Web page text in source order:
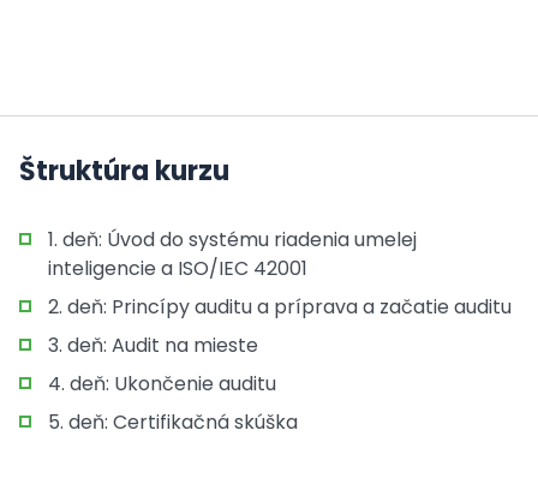
Štruktúra kurzu
1. deň: Úvod do systému riadenia umelej
inteligencie a ISO/IEC 42001
2. deň: Princípy auditu a príprava a začatie auditu
3. deň: Audit na mieste
4. deň: Ukončenie auditu
5. deň: Certifikačná skúška